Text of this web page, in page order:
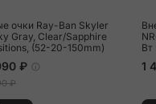
очки Ray-Ban Skyler
Gray, Clear/Sapphire
(52-20-150mm)
₽
₽
Вт
1